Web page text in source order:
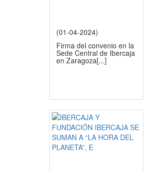
(01-04-2024)
Firma del convenio en la
Sede Central de Ibercaja
en Zaragoza[...]